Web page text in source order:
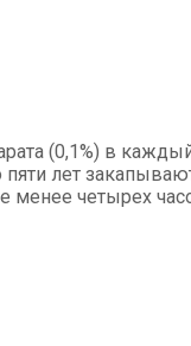
(0,1%) в
лет
четырех